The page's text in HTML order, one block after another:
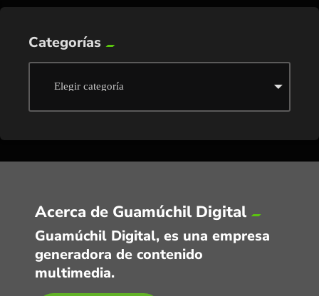
Categorías
Acerca de Guamúchil Digital
Guamúchil Digital, es una empresa
generadora de contenido
multimedia.